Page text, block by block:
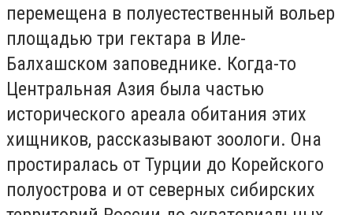
перемещена в полуестественный вольер
площадью три гектара в Иле-
Балхашском заповеднике. Когда-то
Центральная Азия была частью
исторического ареала обитания этих
хищников, рассказывают зоологи. Она
простиралась от Турции до Корейского
полуострова и от северных сибирских